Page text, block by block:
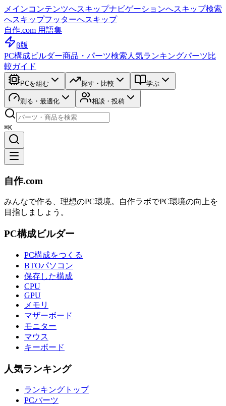
メインコンテンツへスキップナビゲーションへスキップ検索
へスキップフッターへスキップ
自作.com 用語集
β版
PC構成ビルダー商品・パーツ検索 人気ランキングパーツ比
較ガイド
PCを組む 探す・比較 学ぶ
測る・最適化 相談・投稿
⌘K
自作.com
みんなで作る、理想のPC環境。 自作ラボでPC環境の向上を
目指しましょう。
PC構成ビルダー
PC構成をつくる
BTOパソコン
保存した構成
CPU
GPU
メモリ
マザーボード
モニター
マウス
キーボード
人気ランキング
ランキングトップ
PCパーツ